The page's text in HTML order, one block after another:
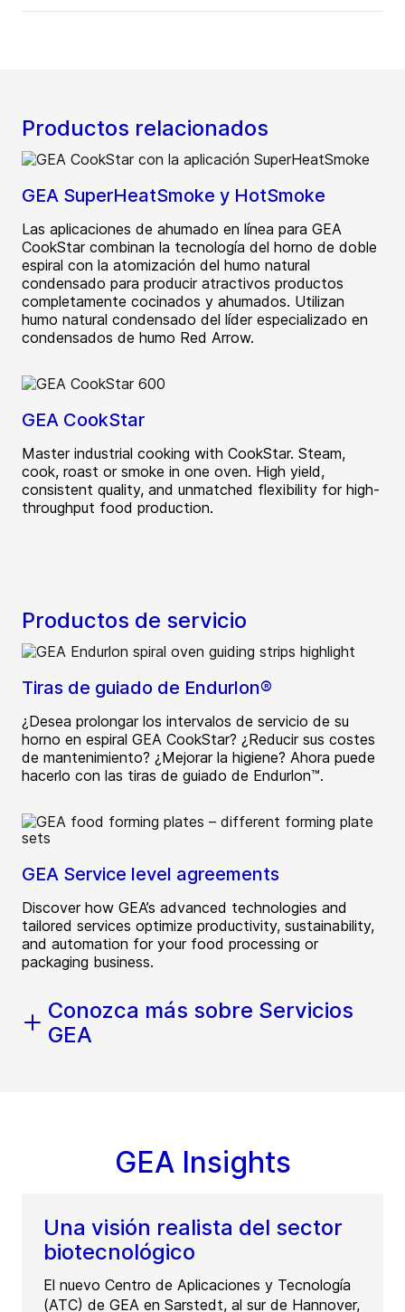
Productos relacionados
GEA SuperHeatSmoke y HotSmoke
Las aplicaciones de ahumado en línea para GEA
CookStar combinan la tecnología del horno de doble
espiral con la atomización del humo natural
condensado para producir atractivos productos
completamente cocinados y ahumados. Utilizan
humo natural condensado del líder especializado en
condensados de humo Red Arrow.
GEA CookStar
Master industrial cooking with CookStar. Steam,
cook, roast or smoke in one oven. High yield,
consistent quality, and unmatched flexibility for high-
throughput food production.
Productos de servicio
Tiras de guiado de Endurlon®
¿Desea prolongar los intervalos de servicio de su
horno en espiral GEA CookStar? ¿Reducir sus costes
de mantenimiento? ¿Mejorar la higiene? Ahora puede
hacerlo con las tiras de guiado de Endurlon™.
GEA Service level agreements
Discover how GEA’s advanced technologies and
tailored services optimize productivity, sustainability,
and automation for your food processing or
packaging business.
Conozca más sobre Servicios
GEA
GEA Insights
Una visión realista del sector
biotecnológico
El nuevo Centro de Aplicaciones y Tecnología
(ATC) de GEA en Sarstedt, al sur de Hannover,